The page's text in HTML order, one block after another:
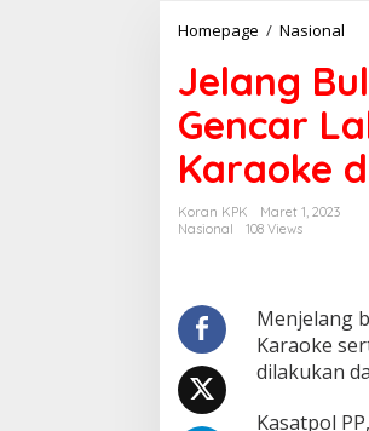
Homepage / Nasional
PP
Jelang
Gencar
Karaoke
Koran KPK
Maret 1, 2023
Nasional
108 Views
Menjelang
Karaoke
dilakukan
Kasatpol